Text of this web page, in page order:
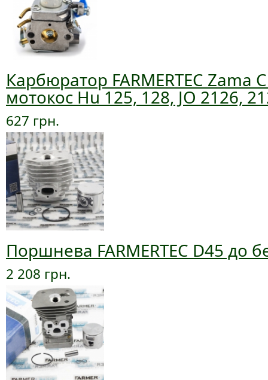
Карбюратор FARMERTEC Zama
мотокос Hu 125, 128, JO 2126,
627 грн.
Поршнева FARMERTEC D45 до
2 208 грн.